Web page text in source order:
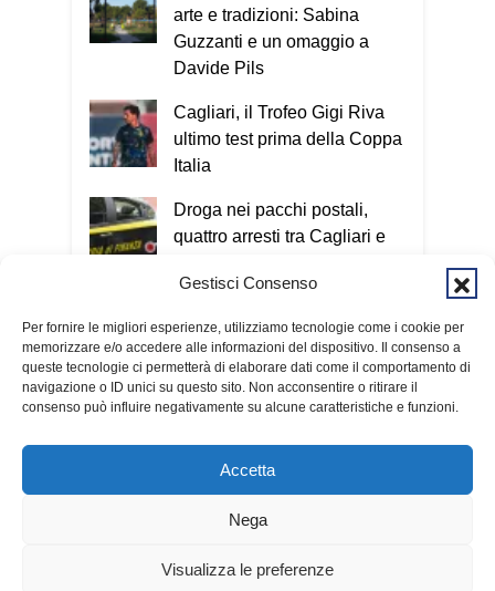
Gestisci Consenso
Per fornire le migliori esperienze, utilizziamo tecnologie come i cookie per
memorizzare e/o accedere alle informazioni del dispositivo. Il consenso a
queste tecnologie ci permetterà di elaborare dati come il comportamento di
navigazione o ID unici su questo sito. Non acconsentire o ritirare il
consenso può influire negativamente su alcune caratteristiche e funzioni.
Accetta
Nega
Visualizza le preferenze
arte e tradizioni: Sabina
Guzzanti e un omaggio a
Davide Pils
Cagliari, il Trofeo Gigi Riva
ultimo test prima della Coppa
Italia
Droga nei pacchi postali,
quattro arresti tra Cagliari e
mattina: ancora disagi sulla
rotta Cagliari-Roma
© 2026 Fondazione Kalaritana Media